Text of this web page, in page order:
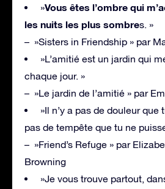
»Vous êtes l’ombre qui
les nuits les plus sombres. »
– »Sisters in Friendship » par
»L’amitié est un jardin qui
chaque jour. »
– »Le jardin de l’amitié » par
»Il n’y a pas de douleur que
pas de tempête que tu ne
– »Friend’s Refuge » par
Browning
»Je vous trouve partout,